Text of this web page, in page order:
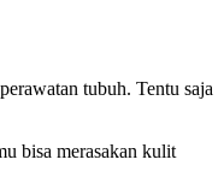
tubuh. Tentu saja
bisa merasakan kulit